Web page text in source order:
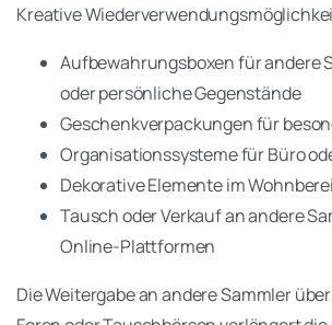
Kreative
Aufbewahrungsboxen für andere
oder persönliche Gegenstände
Geschenkverpackungen für
Organisationssysteme für Büro
Dekorative Elemente im
Tausch oder Verkauf an andere
Online-Plattformen
Die Weitergabe an andere Sammler